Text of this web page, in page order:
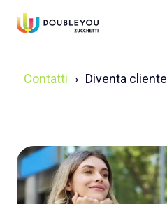
Contatti Diventa cliente